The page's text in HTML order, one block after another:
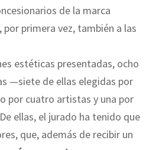
de la marca
por primera vez, también a las
estéticas presentadas, ocho
—siete de ellas elegidas por
por cuatro artistas y una por
ellas, el jurado ha tenido que
que, además de recibir un